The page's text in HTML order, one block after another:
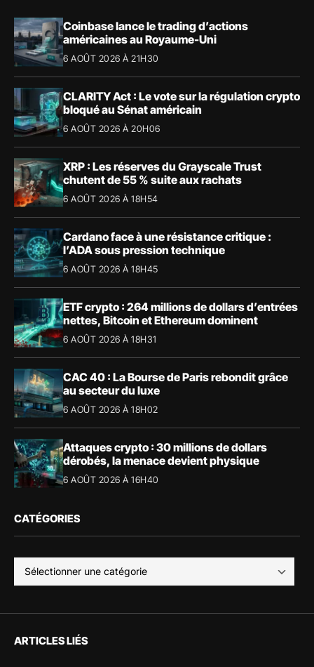
Coinbase lance le trading d’actions
américaines au Royaume-Uni
6 AOÛT 2026 À 21H30
CLARITY Act : Le vote sur la régulation crypto
bloqué au Sénat américain
6 AOÛT 2026 À 20H06
XRP : Les réserves du Grayscale Trust
chutent de 55 % suite aux rachats
6 AOÛT 2026 À 18H54
Cardano face à une résistance critique :
l’ADA sous pression technique
6 AOÛT 2026 À 18H45
ETF crypto : 264 millions de dollars d’entrées
nettes, Bitcoin et Ethereum dominent
6 AOÛT 2026 À 18H31
CAC 40 : La Bourse de Paris rebondit grâce
au secteur du luxe
6 AOÛT 2026 À 18H02
Attaques crypto : 30 millions de dollars
dérobés, la menace devient physique
6 AOÛT 2026 À 16H40
CATÉGORIES
ARTICLES LIÉS